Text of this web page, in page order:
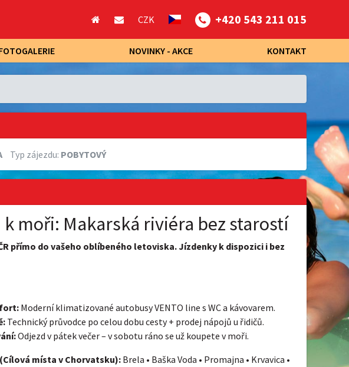
CZK +420 543 211 015
NOVINKY - AKCE KONTAKT
Typ zájezdu: POBYTOVÝ
moři: Makarská riviéra bez starostí
přímo do vašeho oblíbeného letoviska. Jízdenky k dispozici i bez
Moderní klimatizované autobusy VENTO line s WC a kávovarem.
Technický průvodce po celou dobu cesty + prodej nápojů u řidičů.
Odjezd v pátek večer – v sobotu ráno se už koupete v moři.
místa v Chorvatsku):Brela • Baška Voda • Promajna • Krvavica •